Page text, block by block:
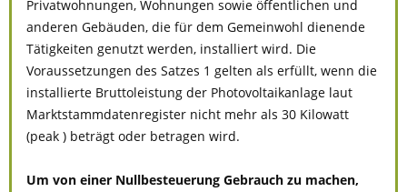
Privatwohnungen, Wohnungen sowie öffentlichen und
anderen Gebäuden, die für dem Gemeinwohl dienende
Tätigkeiten genutzt werden, installiert wird. Die
Voraussetzungen des Satzes 1 gelten als erfüllt, wenn die
installierte Bruttoleistung der Photovoltaikanlage laut
Marktstammdatenregister nicht mehr als 30 Kilowatt
(peak ) beträgt oder betragen wird.
Um von einer Nullbesteuerung Gebrauch zu machen,